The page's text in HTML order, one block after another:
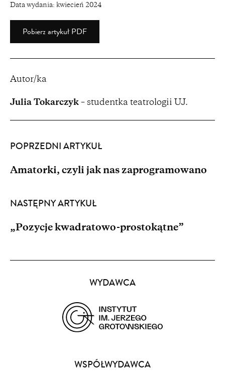
Data wydania: kwiecień 2024
Pobierz artykuł PDF
Autor/ka
Julia Tokarczyk – studentka teatrologii UJ.
POPRZEDNI ARTYKUŁ
Amatorki, czyli jak nas zaprogramowano
NASTĘPNY ARTYKUŁ
„Pozycje kwadratowo-prostokątne”
WYDAWCA
WSPÓŁWYDAWCA